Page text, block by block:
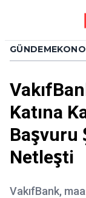
GÜNDEM
Katına
Başvuru
Netleşti
VakıfBank,